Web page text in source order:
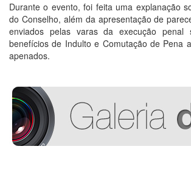
Durante o evento, foi feita uma explanação
do Conselho, além da apresentação de
enviados pelas varas da execução penal
benefícios de Indulto e Comutação de Pena
apenados.